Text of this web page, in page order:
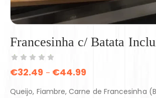
Francesinha c/ Batata
€32.49 – €44.99
Queijo, Fiambre, Carne de Francesinha